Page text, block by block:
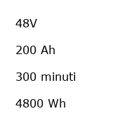
48V
200 Ah
300 minuti
4800 Wh